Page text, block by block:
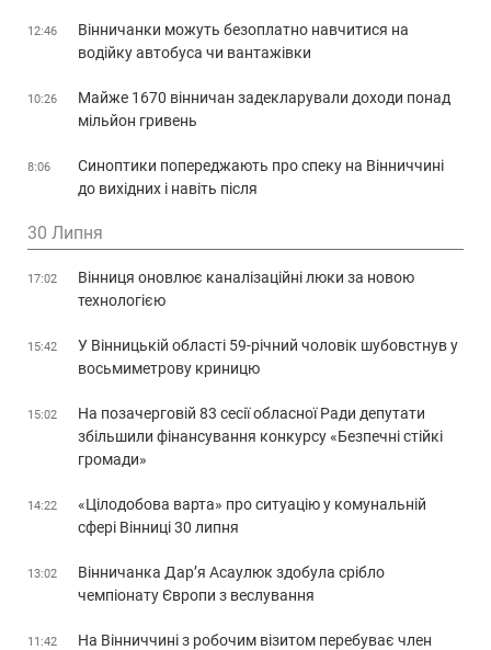
12:46
Вінничанки можуть безоплатно навчитися на
водійку автобуса чи вантажівки
10:26
Майже 1670 вінничан задекларували доходи понад
мільйон гривень
8:06
Синоптики попереджають про спеку на Вінниччині
до вихідних і навіть після
30 Липня
17:02
Вінниця оновлює каналізаційні люки за новою
технологією
15:42
У Вінницькій області 59-річний чоловік шубовстнув у
восьмиметрову криницю
15:02
На позачерговій 83 сесії обласної Ради депутати
збільшили фінансування конкурсу «Безпечні стійкі
громади»
14:22
«Цілодобова варта» про ситуацію у комунальній
сфері Вінниці 30 липня
13:02
Вінничанка Дар’я Асаулюк здобула срібло
чемпіонату Європи з веслування
11:42
На Вінниччині з робочим візитом перебуває член